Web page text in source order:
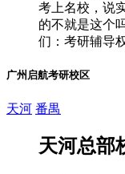
考上名校，说
的不就是这个
们：考研辅导
广州启航考研校区
天河 番禺
天河总部